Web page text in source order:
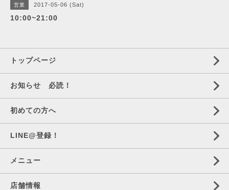
営業 2017-05-06 (Sat)
10:00~21:00
トップページ
お知らせ 必読！
初めての方へ
LINE@登録！
メニュー
店舗情報